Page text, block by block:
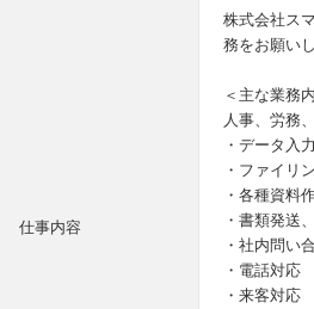
仕事内容
株式会社ス
務をお願いし
＜主な業務
人事、労務
・データ入力
・ファイリ
・各種資料
・書類発送
・社内問い
・電話対応
・来客対応